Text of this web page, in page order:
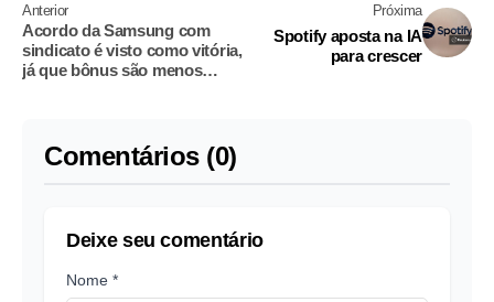
Anterior
Acordo da Samsung com
sindicato é visto como vitória,
já que bônus são menos
Próxima
Spotify aposta na IA
para crescer
Comentários (0)
Deixe seu comentário
Nome *